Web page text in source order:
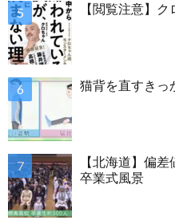
【閲覧注意】
猫背を直すきっ
【北海道】偏
卒業式風景